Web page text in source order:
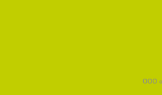
ООО